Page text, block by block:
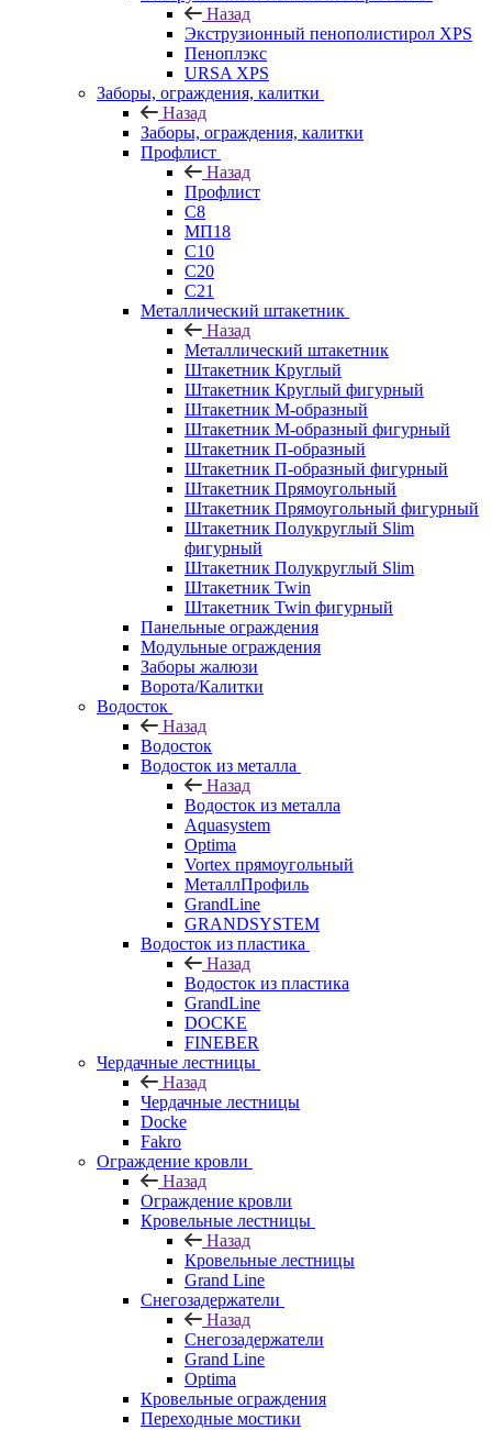
Назад
Экструзионный пенополистирол XPS
Пеноплэкс
URSA XPS
Заборы, ограждения, калитки
Назад
Заборы, ограждения, калитки
Профлист
Назад
Профлист
С8
МП18
С10
С20
С21
Металлический штакетник
Назад
Металлический штакетник
Штакетник Круглый
Штакетник Круглый фигурный
Штакетник М-образный
Штакетник М-образный фигурный
Штакетник П-образный
Штакетник П-образный фигурный
Штакетник Прямоугольный
Штакетник Прямоугольный фигурный
Штакетник Полукруглый Slim
фигурный
Штакетник Полукруглый Slim
Штакетник Twin
Штакетник Twin фигурный
Панельные ограждения
Модульные ограждения
Заборы жалюзи
Ворота/Калитки
Водосток
Назад
Водосток
Водосток из металла
Назад
Водосток из металла
Aquasystem
Optima
Vortex прямоугольный
МеталлПрофиль
GrandLine
GRANDSYSTEM
Водосток из пластика
Назад
Водосток из пластика
GrandLine
DOCKE
FINEBER
Чердачные лестницы
Назад
Чердачные лестницы
Docke
Fakro
Ограждение кровли
Назад
Ограждение кровли
Кровельные лестницы
Назад
Кровельные лестницы
Grand Line
Снегозадержатели
Назад
Снегозадержатели
Grand Line
Optima
Кровельные ограждения
Переходные мостики